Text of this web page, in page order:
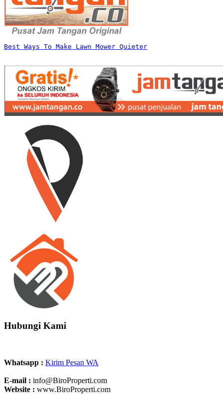
Best Ways To Make Lawn Mower Quieter
Hubungi Kami
Whatsapp : Kirim Pesan WA
E-mail : info@BiroProperti.com
Website : www.BiroProperti.com